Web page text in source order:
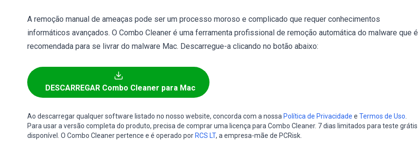
A remoção manual de ameaças pode ser um processo moroso e complicado que requer conhecimentos
informáticos avançados. O Combo Cleaner é uma ferramenta profissional de remoção automática do malware que é
recomendada para se livrar do malware Mac. Descarregue-a clicando no botão abaixo:
DESCARREGAR Combo Cleaner para Mac
Ao descarregar qualquer software listado no nosso website, concorda com a nossa Política de Privacidade e Termos de Uso
Para usar a versão completa do produto, precisa de comprar uma licença para Combo Cleaner. 7 dias limitados para teste grátis
disponível. O Combo Cleaner pertence e é operado por RCS LT, a empresa-mãe de PCRisk.